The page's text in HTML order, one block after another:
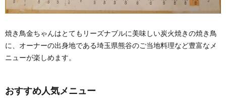
焼き鳥金ちゃんはとてもリーズナブルに美味しい炭火焼きの焼き鳥
に、オーナーの出身地である埼玉県熊谷のご当地料理など豊富なメ
ニューが楽しめます。
おすすめ人気メニュー